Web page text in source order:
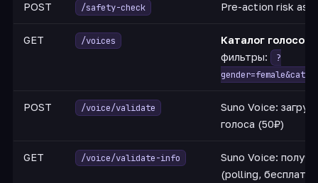
POST /safety-check Pre-action risk
GET /voices
Каталог голосов
фильтры:
?
POST /voice/validate
Suno Voice:
голоса (50₽)
GET /voice/validate-info
Suno Voice:
(polling,